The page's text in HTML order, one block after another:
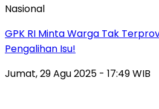
Nasional
GPK RI Minta Warga Tak
Pengalihan Isu!
Jumat, 29 Agu 2025 - 17:49 WIB